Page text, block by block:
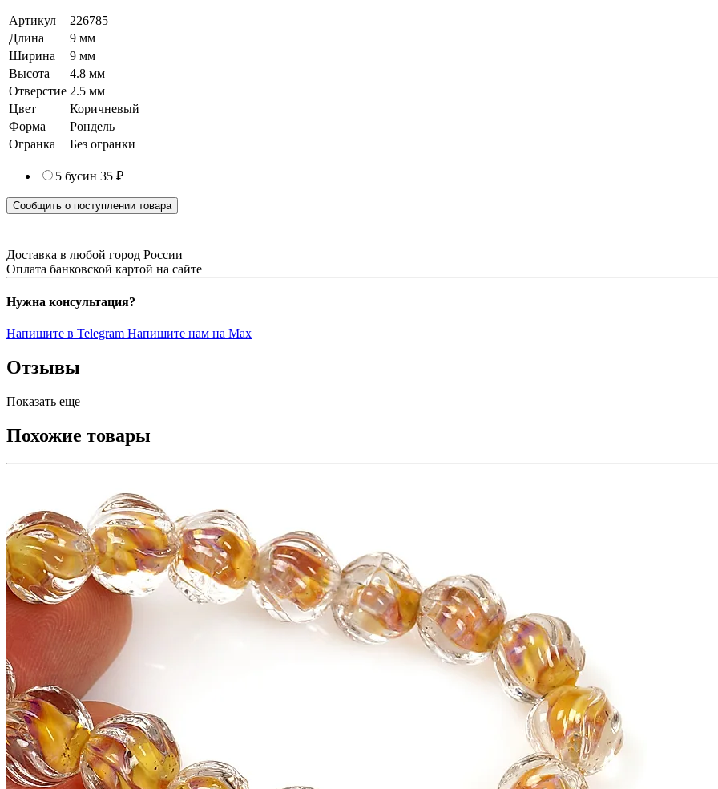
Артикул
226785
Длина
9 мм
Ширина
9 мм
Высота
4.8 мм
Отверстие 2.5 мм
Цвет
Коричневый
Форма
Рондель
Огранка
Без огранки
5 бусин 35 ₽
Сообщить о поступлении товара
Доставка в любой город России
Оплата банковской картой на сайте
Нужна консультация?
Напишите в Telegram Напишите нам на Max
Отзывы
Показать еще
Похожие товары